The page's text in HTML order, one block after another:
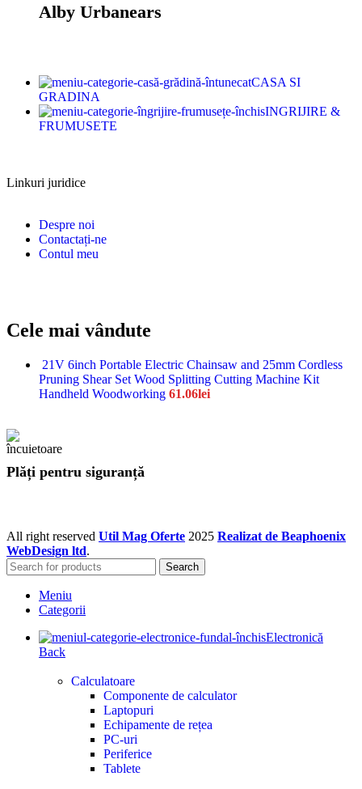
Alby Urbanears
CASA SI
GRADINA
INGRIJIRE &
FRUMUSETE
Linkuri juridice
Despre noi
Contactați-ne
Contul meu
Cele mai vândute
21V 6inch Portable Electric Chainsaw and 25mm Cordless
Pruning Shear Set Wood Splitting Cutting Machine Kit
Handheld Woodworking 61.06lei
Plăți pentru siguranță
All right reserved Util Mag Oferte 2025 Realizat de Beaphoenix
WebDesign ltd.
Search
Meniu
Categorii
Electronică
Back
Calculatoare
Componente de calculator
Laptopuri
Echipamente de rețea
PC-uri
Periferice
Tablete